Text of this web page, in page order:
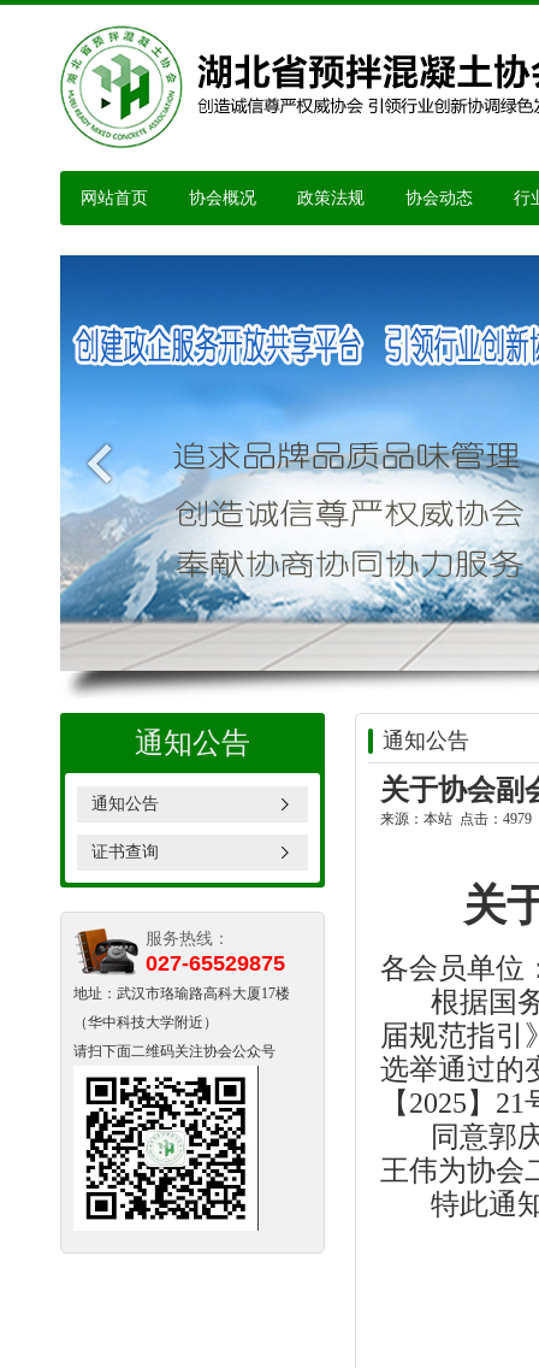
网站首页 协会概况 政策法规 协会动态 行
通知公告
通知公告
证书查询
服务热线：
027-65529875
地址：武汉市珞瑜路高科大厦17楼
（华中科技大学附近）
请扫下面二维码关注协会公众号
通知公告
关于协会副
来源：本站 点击：4979
关
各会员单位
根据国务
届规范指引
选举通过的
【2025】
同意郭庆
王伟为协会
特此通